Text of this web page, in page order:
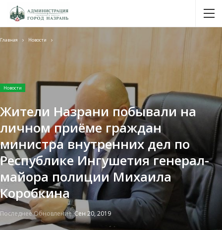
Главная Новости
Новости
Жители Назрани побывали на
личном приёме граждан
министра внутренних дел по
Республике Ингушетия генерал-
майора полиции Михаила
Коробкина
Последнее ОбновлениеСен 20, 2019